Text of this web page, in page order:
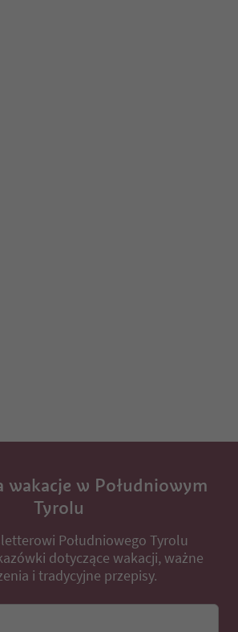
wakacje w Południowym
Tyrolu
Południowego Tyrolu
dotyczące wakacji, ważne
i tradycyjne przepisy.